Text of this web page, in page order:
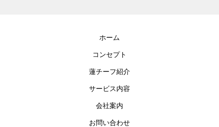
ホーム
コンセプト
蓮チーフ紹介
サービス内容
会社案内
お問い合わせ